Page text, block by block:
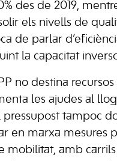
des de 2019,
els nivells de
de parlar
la capacitat
no destina recursos
les ajudes al
tampoc
en marxa mesures
mobilitat, amb